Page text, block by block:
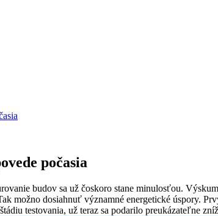
počasia
budov sa už čoskoro stane minulosťou.
možno dosiahnuť významné energetické úspory.
testovania, už teraz sa podarilo preukázateľne